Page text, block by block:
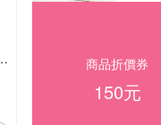
商品折價券
150元